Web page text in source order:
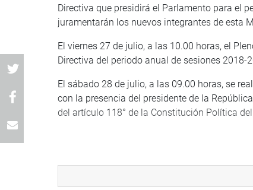
Directiva que presidirá el Parlamento para el
juramentarán los nuevos integrantes de esta
El viernes 27 de julio, a las 10.00 horas, el
Directiva del periodo anual de sesiones 2018-
El sábado 28 de julio, a las 09.00 horas, se
con la presencia del presidente de la
del artículo 118° de la Constitución Política del
Puede encontrar más información en nuestra